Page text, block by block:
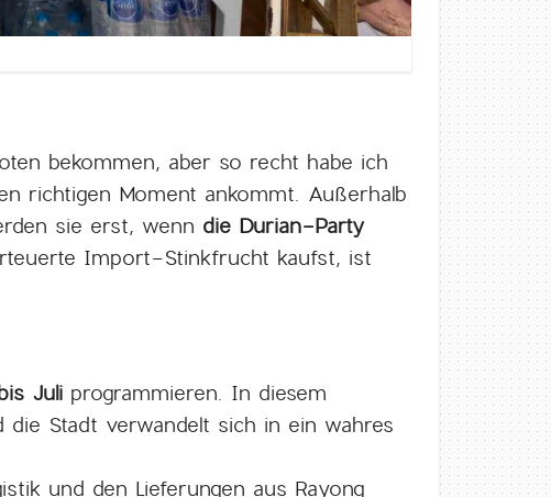
bekommen, aber so recht habe ich
richtigen Moment ankommt. Außerhalb
sie erst, wenn die Durian-Party
Import-Stinkfrucht kaufst, ist
Juli programmieren. In diesem
Stadt verwandelt sich in ein wahres
und den Lieferungen aus Rayong